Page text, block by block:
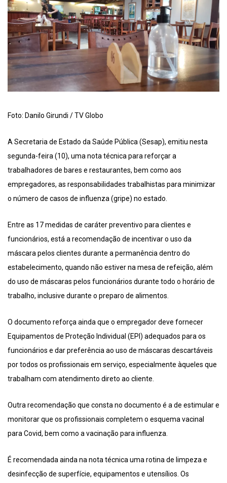
Foto: Danilo Girundi / TV Globo
A Secretaria de Estado da Saúde Pública (Sesap), emitiu nesta
segunda-feira (10), uma nota técnica para reforçar a
trabalhadores de bares e restaurantes, bem como aos
empregadores, as responsabilidades trabalhistas para minimizar
o número de casos de influenza (gripe) no estado.
Entre as 17 medidas de caráter preventivo para clientes e
funcionários, está a recomendação de incentivar o uso da
máscara pelos clientes durante a permanência dentro do
estabelecimento, quando não estiver na mesa de refeição, além
do uso de máscaras pelos funcionários durante todo o horário de
trabalho, inclusive durante o preparo de alimentos.
O documento reforça ainda que o empregador deve fornecer
Equipamentos de Proteção Individual (EPI) adequados para os
funcionários e dar preferência ao uso de máscaras descartáveis
por todos os profissionais em serviço, especialmente àqueles que
trabalham com atendimento direto ao cliente.
Outra recomendação que consta no documento é a de estimular e
monitorar que os profissionais completem o esquema vacinal
para Covid, bem como a vacinação para influenza.
É recomendada ainda na nota técnica uma rotina de limpeza e
desinfecção de superfície, equipamentos e utensílios. Os